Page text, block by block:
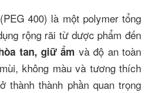
400) là một polymer tổng
rộng rãi từ dược phẩm đến
tan, giữ ẩm và độ an toàn
không màu và tương thích
thành thành phần quan trọng